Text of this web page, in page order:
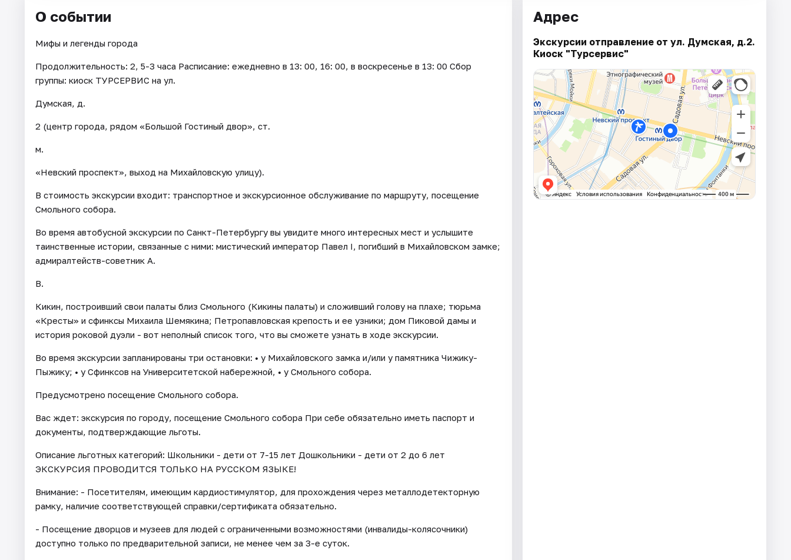
О событии
Мифы и легенды города
Продолжительность: 2, 5-3 часа Расписание: ежедневно в 13: 00, 16: 00, в воскресенье в 13: 00 Сбор
группы: киоск ТУРСЕРВИС на ул.
Думская, д.
2 (центр города, рядом «Большой Гостиный двор», ст.
м.
«Невский проспект», выход на Михайловскую улицу).
В стоимость экскурсии входит: транспортное и экскурсионное обслуживание по маршруту, посещение
Смольного собора.
Во время автобусной экскурсии по Санкт-Петербургу вы увидите много интересных мест и услышите
таинственные истории, связанные с ними: мистический император Павел I, погибший в Михайловском замке;
адмиралтейств-советник А.
В.
Кикин, построивший свои палаты близ Смольного (Кикины палаты) и сложивший голову на плахе; тюрьма
«Кресты» и сфинксы Михаила Шемякина; Петропавловская крепость и ее узники; дом Пиковой дамы и
история роковой дуэли - вот неполный список того, что вы сможете узнать в ходе экскурсии.
Во время экскурсии запланированы три остановки: • у Михайловского замка и/или у памятника Чижику-
Пыжику; • у Сфинксов на Университетской набережной, • у Смольного собора.
Предусмотрено посещение Смольного собора.
Вас ждет: экскурсия по городу, посещение Смольного собора При себе обязательно иметь паспорт и
документы, подтверждающие льготы.
Описание льготных категорий: Школьники - дети от 7-15 лет Дошкольники - дети от 2 до 6 лет
ЭКСКУРСИЯ ПРОВОДИТСЯ ТОЛЬКО НА РУССКОМ ЯЗЫКЕ!
Внимание: - Посетителям, имеющим кардиостимулятор, для прохождения через металлодетекторную
рамку, наличие соответствующей справки/сертификата обязательно.
- Посещение дворцов и музеев для людей с ограниченными возможностями (инвалиды-колясочники)
доступно только по предварительной записи, не менее чем за 3-е суток.
Адрес
Экскурсии отправление от ул. Думская, д.2.
Киоск "Турсервис"